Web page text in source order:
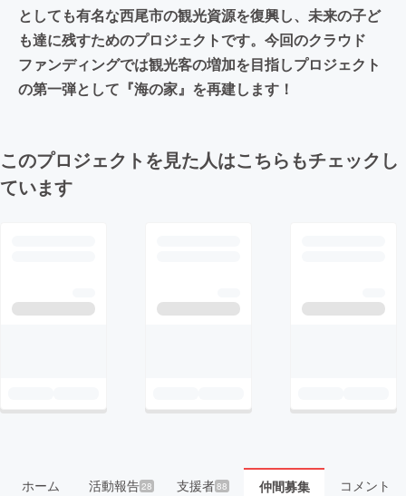
としても有名な西尾市の観光資源を復興し、未来の子ど
も達に残すためのプロジェクトです。今回のクラウド
ファンディングでは観光客の増加を目指しプロジェクト
の第一弾として『海の家』を再建します！
このプロジェクトを見た人はこちらもチェックし
ています
ホーム 活動報告28 支援者88 仲間募集 コメント